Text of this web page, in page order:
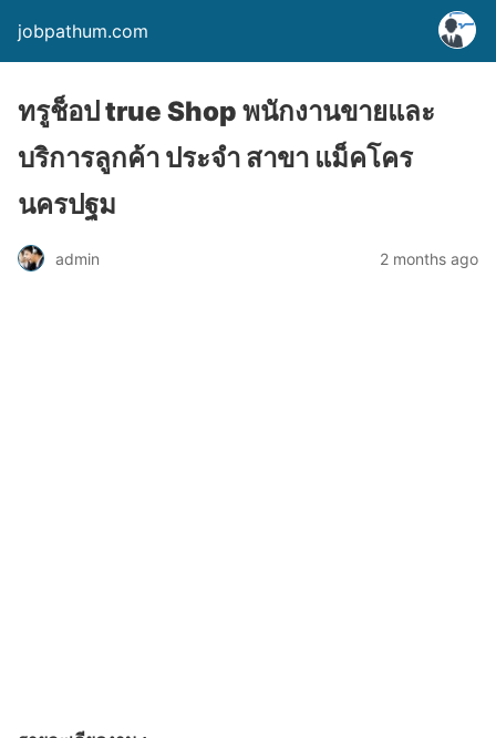
jobpathum.com
ทรูช็อป true Shop พนักงานขายและ
บริการลูกค้า ประจำ สาขา แม็คโคร
นครปฐม
admin 2 months ago